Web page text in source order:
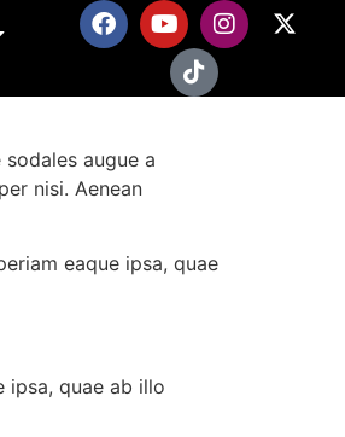
augue a
nisi. Aenean
eaque ipsa, quae
ipsa, quae ab illo